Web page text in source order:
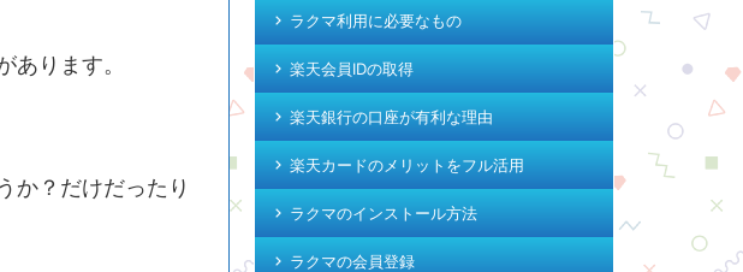
ります。
か？だけだったり
ラクマ利用に必要なもの
楽天会員IDの取得
楽天銀行の口座が有利な理由
楽天カードのメリットをフル活用
ラクマのインストール方法
ラクマの会員登録